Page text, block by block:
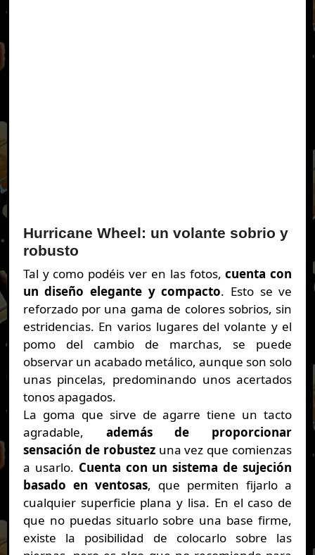
Hurricane Wheel: un volante sobrio y
robusto
Tal y como podéis ver en las fotos,cuenta con
un diseño elegante y compacto. Esto se ve
reforzado por una gama de colores sobrios, sin
estridencias. En varios lugares del volante y el
pomo del cambio de marchas, se puede
observar un acabado metálico, aunque son solo
unas pincelas, predominando unos acertados
tonos apagados.
La goma que sirve de agarre tiene un tacto
agradable, además de proporcionar
sensación de robustezuna vez que comienzas
a usarlo. Cuenta con un sistema de sujeción
basado en ventosas, que permiten fijarlo a
cualquier superficie plana y lisa. En el caso de
que no puedas situarlo sobre una base firme,
existe la posibilidad de colocarlo sobre las